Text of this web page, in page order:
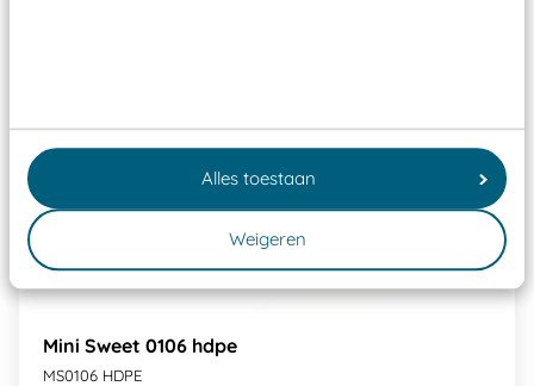
Alles toestaan
Weigeren
Mini Sweet 0106 hdpe
MS0106 HDPE